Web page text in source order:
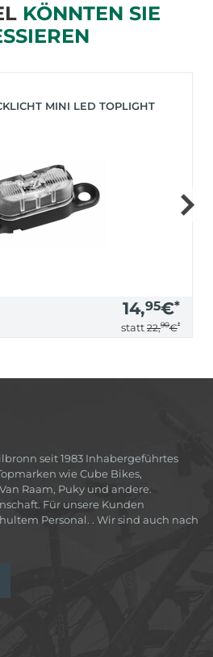
KÖNNTEN SIE
MINI LED TOPLIGHT
14,95€*
statt 22,90€*
seit 1983 Inhabergeführtes
wie Cube Bikes,
Raam, Puky und andere.
Für unsere Kunden
Personal. . Wir sind auch nach